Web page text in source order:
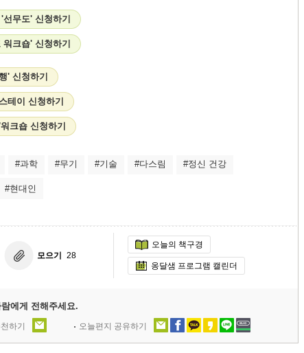
무도' 신청하기
크숍' 신청하기
' 신청하기
테이 신청하기
크숍 신청하기
#과학 #무기 #기술 #다스림 #정신 건강
#현대인
모으기 28
오늘의 책구경
옹달샘 프로그램 캘린더
에게 전해주세요.
하기 오늘편지 공유하기